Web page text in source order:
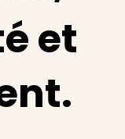
et